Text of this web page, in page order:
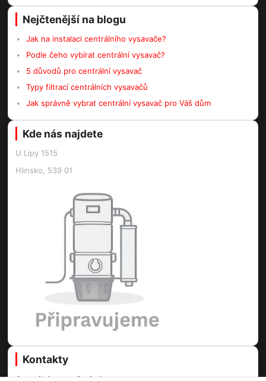
Nejčtenější na blogu
Jak na instalaci centrálního vysavače?
Podle čeho vybírat centrální vysavač?
5 důvodů pro centrální vysavač
Typy filtrací centrálních vysavačů
Jak správně vybrat centrální vysavač pro Váš dům
Kde nás najdete
U Lípy 1515
Hlinsko, 539 01
Kontakty